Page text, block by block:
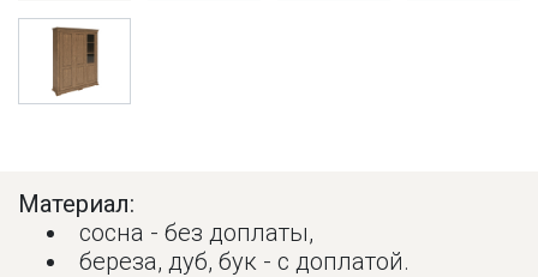
Материал:
сосна - без доплаты,
береза, дуб, бук - с доплатой.